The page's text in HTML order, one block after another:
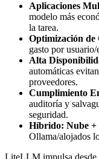
Aplicaciones
modelo más
la tarea.
Optimización de
gasto por
Alta
automáticas
proveedores.
Cumplimiento
auditoría y
seguridad.
Híbrido: Nube +
Ollama/alojados